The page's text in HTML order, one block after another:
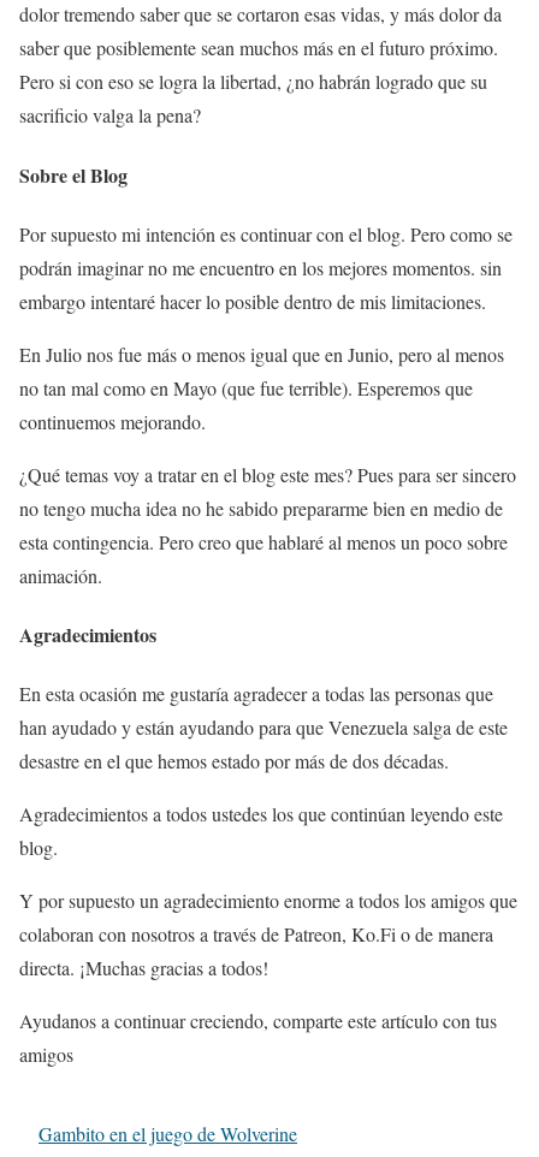
dolor tremendo saber que se cortaron esas vidas, y más dolor da
saber que posiblemente sean muchos más en el futuro próximo.
Pero si con eso se logra la libertad, ¿no habrán logrado que su
sacrificio valga la pena?
Sobre el Blog
Por supuesto mi intención es continuar con el blog. Pero como se
podrán imaginar no me encuentro en los mejores momentos. sin
embargo intentaré hacer lo posible dentro de mis limitaciones.
En Julio nos fue más o menos igual que en Junio, pero al menos
no tan mal como en Mayo (que fue terrible). Esperemos que
continuemos mejorando.
¿Qué temas voy a tratar en el blog este mes? Pues para ser sincero
no tengo mucha idea no he sabido prepararme bien en medio de
esta contingencia. Pero creo que hablaré al menos un poco sobre
animación.
Agradecimientos
En esta ocasión me gustaría agradecer a todas las personas que
han ayudado y están ayudando para que Venezuela salga de este
desastre en el que hemos estado por más de dos décadas.
Agradecimientos a todos ustedes los que continúan leyendo este
blog.
Y por supuesto un agradecimiento enorme a todos los amigos que
colaboran con nosotros a través de Patreon, Ko.Fi o de manera
directa. ¡Muchas gracias a todos!
Ayudanos a continuar creciendo, comparte este artículo con tus
amigos
Gambito en el juego de Wolverine